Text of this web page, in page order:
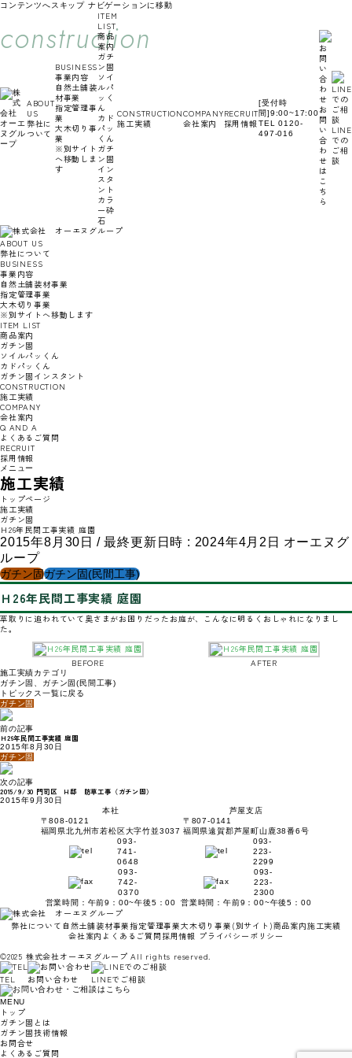
コンテンツへスキップ ナビゲーションに移動
ABOUT
US
弊社に
ついて
BUSINESS
事業内容
自然土舗装
材事業
指定管理事
業
大木切り事
業
※別サイト
へ移動しま
す
ITEM
LIST
商品
案内
ガチ
ン固
ソイ
ルパ
ッく
ん
カド
パッ
くん
ガチ
ン固
イン
スタ
ント
カラ
ー砕
石
CONSTRUCTION
施工実績
COMPANY
会社案内
RECRUIT
採用情報
[受付時
間]9:00~17:00
TEL 0120-
497-016
お
問
い
合
わ
せ
は
こ
ち
ら
LINE
での
ご相
談
ABOUT US
弊社について
BUSINESS
事業内容
自然土舗装材事業
指定管理事業
大木切り事業
※別サイトへ移動します
ITEM LIST
商品案内
ガチン固
ソイルパッくん
カドパッくん
ガチン固インスタント
CONSTRUCTION
施工実績
COMPANY
会社案内
Q AND A
よくあるご質問
RECRUIT
採用情報
メニュー
施工実績
construction
トップページ
施工実績
ガチン固
Ｈ26年民間工事実績 庭園
2015年8月30日 / 最終更新日時 : 2024年4月2日 オーエヌグ
ループ
ガチン固ガチン固(民間工事)
Ｈ26年民間工事実績 庭園
草取りに追われていて奥さまがお困りだったお庭が、こんなに明るくおしゃれになりまし
た。
BEFORE AFTER
施工実績カテゴリ
ガチン固
ガチン固(民間工事)
トピックス一覧に戻る
ガチン固
前の記事
Ｈ26年民間工事実績 庭園
2015年8月30日
ガチン固
次の記事
2015/9/30 門司区 H邸 防草工事（ガチン固）
2015年9月30日
本社
〒808-0121
福岡県北九州市若松区大字竹並3037
093-
741-
0648
093-
742-
0370
営業時間：午前9：00~午後5：00
芦屋支店
〒807-0141
福岡県遠賀郡芦屋町山鹿38番6号
093-
223-
2299
093-
223-
2300
営業時間：午前9：00~午後5：00
弊社について 自然土舗装材事業指定管理事業大木切り事業 (別サイト)商品案内施工実績
会社案内 よくあるご質問 採用情報 プライバシーポリシー
©2025 株式会社オーエヌグループ All rights reserved.
TEL
お問い合わせ LINEでご相談
MENU
トップ
ガチン固とは
ガチン固技術情報
お問合せ
よくあるご質問